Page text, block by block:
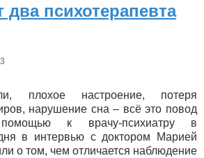
два психотерапевта
плохое настроение, потеря
нарушение сна – всё это повод
к врачу-психиатру в
в интервью с доктором Марией
о том, чем отличается наблюдение